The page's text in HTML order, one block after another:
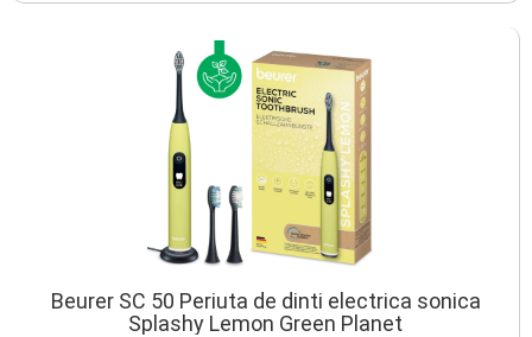
Beurer SC 50 Periuta de dinti electrica sonica
Splashy Lemon Green Planet